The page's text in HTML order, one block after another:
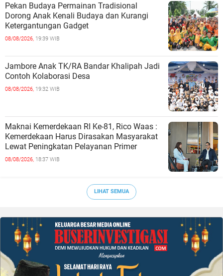
Pekan Budaya Permainan Tradisional
Dorong Anak Kenali Budaya dan Kurangi
Ketergantungan Gadget
08/08/2026, 19:39 WIB
Jambore Anak TK/RA Bandar Khalipah Jadi
Contoh Kolaborasi Desa
08/08/2026, 19:32 WIB
Maknai Kemerdekaan RI Ke-81, Rico Waas :
Kemerdekaan Harus Dirasakan Masyarakat
Lewat Peningkatan Pelayanan Primer
08/08/2026, 18:37 WIB
LIHAT SEMUA